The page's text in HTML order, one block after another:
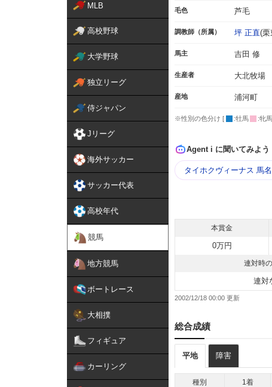
MLB
高校野球
大学野球
独立リーグ
侍ジャパン
Jリーグ
海外サッカー
サッカー代表
高校年代
競馬
地方競馬
ボートレース
大相撲
フィギュア
カーリング
毛色 芦毛
調教師（所属） 坪 正直(栗
馬主 吉田 修
生産者 大北牧場
産地 浦河町
※性別の色分け [ :牡馬 :牝
Agent i に聞いてみよう
タイホクヴィーナス 馬
本賞金
0万円
連対時
連対
2002/12/18 00:00
総合成績
平地 障害
種別 1着